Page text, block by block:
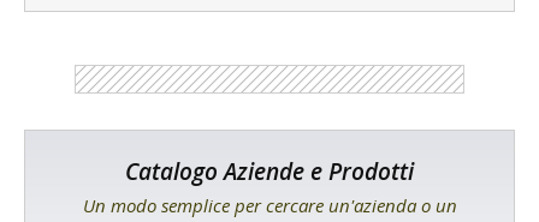
Catalogo Aziende e Prodotti
Un modo semplice per cercare un'azienda o un